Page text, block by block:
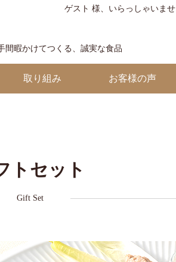
ゲスト 様、いらっしゃいませ
間暇かけてつくる、誠実な食品
取り組み お客様の声
トセット
Gift Set